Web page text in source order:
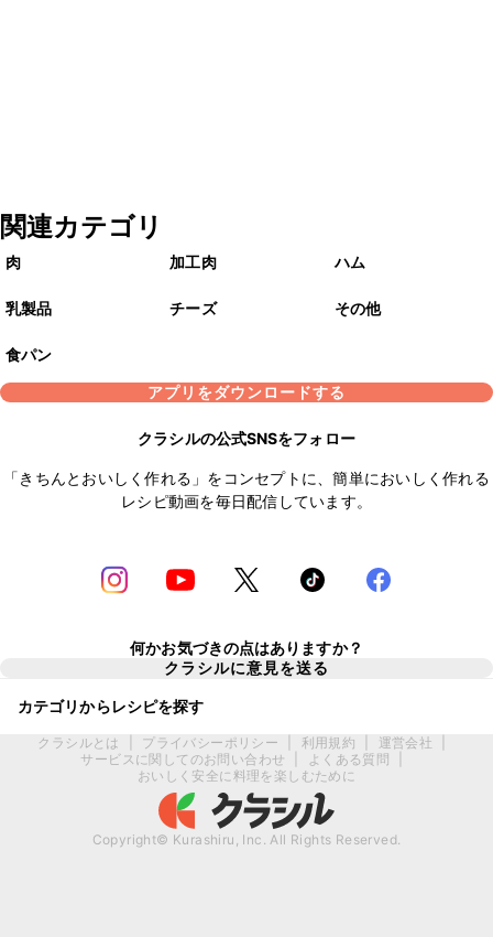
関連カテゴリ
肉 加工肉 ハム
乳製品 チーズ その他
食パン
アプリをダウンロードする
クラシルの公式SNSをフォロー
「きちんとおいしく作れる」をコンセプトに、簡単においしく作れる
レシピ動画を毎日配信しています。
何かお気づきの点はありますか？
クラシルに意見を送る
カテゴリからレシピを探す
クラシルとは プライバシーポリシー 利用規約 運営会社
サービスに関してのお問い合わせ
よくある質問
おいしく安全に料理を楽しむために
Copyright© Kurashiru, Inc. All Rights Reserved.